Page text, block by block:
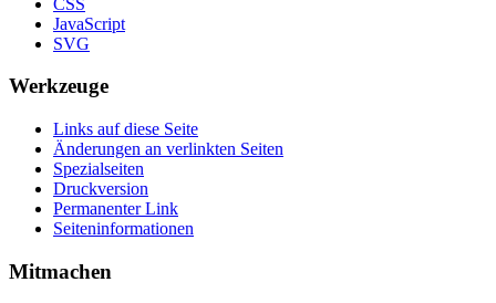
JavaScript
SVG
Werkzeuge
Links auf diese Seite
Änderungen an verlinkten Seiten
Spezialseiten
Druckversion
Permanenter Link
Seiten­informationen
Mitmachen